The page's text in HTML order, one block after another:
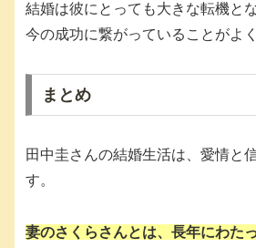
結婚は彼にとっても大きな転機と
今の成功に繋がっていることがよ
まとめ
田中圭さんの結婚生活は、愛情と
す。
妻のさくらさんとは、長年にわた